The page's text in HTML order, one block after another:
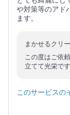
や対策等のアド
ます。
まかせるクリ
この度はご依
立てて光栄で
このサービスの